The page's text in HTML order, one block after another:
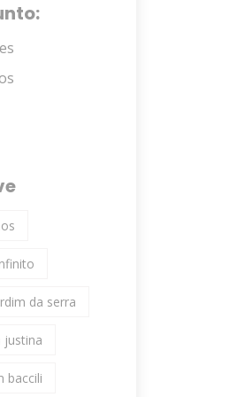
da serra
justina
baccili